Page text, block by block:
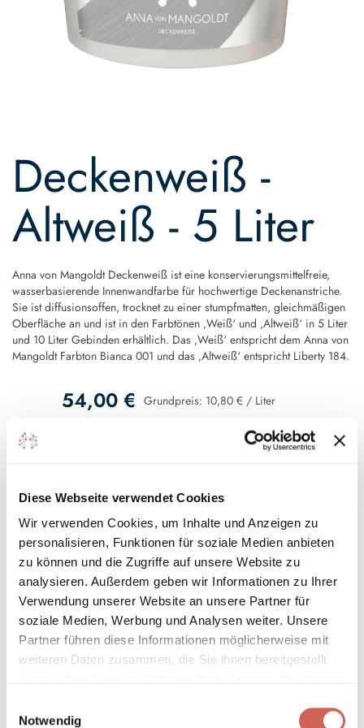
Diese Webseite verwendet Cookies
Wir verwenden Cookies, um Inhalte und Anzeigen zu
personalisieren, Funktionen für soziale Medien anbieten
zu können und die Zugriffe auf unsere Website zu
analysieren. Außerdem geben wir Informationen zu Ihrer
Verwendung unserer Website an unsere Partner für
soziale Medien, Werbung und Analysen weiter. Unsere
Partner führen diese Informationen möglicherweise mit
weiteren Daten zusammen, die Sie ihnen bereitgestellt
Notwendig
Deckenweiß -
Altweiß - 5 Liter
Anna von Mangoldt Deckenweiß ist eine konservierungsmittelfreie,
wasserbasierende Innenwandfarbe für hochwertige Deckenanstriche.
Sie ist diffusionsoffen, trocknet zu einer stumpfmatten, gleichmäßigen
Oberfläche an und ist in den Farbtönen ‚Weiß‘ und ‚Altweiß‘ in 5 Liter
und 10 Liter Gebinden erhältlich. Das ‚Weiß‘ entspricht dem Anna von
Mangoldt Farbton Bianca 001 und das ‚Altweiß‘ entspricht Liberty 184.
54,00 € Grundpreis: 10,80 € / Liter
inkl. MwSt., zzgl.
Versand
Sofort verfügbar, Lieferzeit 2 - 5 Tage*
Auf den Wunschzettel
* Gilt für Lieferungen innerhalb Deutschlands, Lieferzeiten für andere
Länder entnehmen Sie bitte unseren Versandinformationen
the
beginning
the
images